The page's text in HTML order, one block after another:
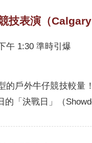
技表演（
午 1:30 準時引爆
的戶外牛仔競技較量
的「決戰日」（